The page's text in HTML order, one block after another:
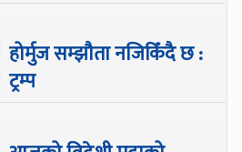
होर्मुज सम्झौता नजिकिँदै छ :
ट्रम्प